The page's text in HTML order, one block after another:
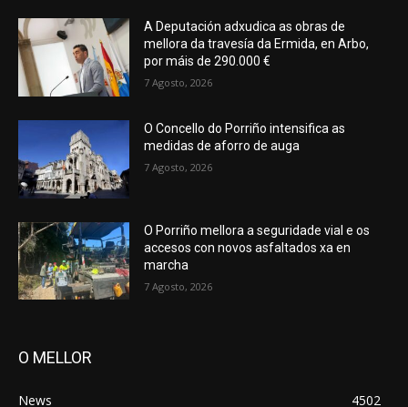
A Deputación adxudica as obras de
mellora da travesía da Ermida, en Arbo,
por máis de 290.000 €
7 Agosto, 2026
O Concello do Porriño intensifica as
medidas de aforro de auga
7 Agosto, 2026
O Porriño mellora a seguridade vial e os
accesos con novos asfaltados xa en
marcha
7 Agosto, 2026
O MELLOR
News
4502